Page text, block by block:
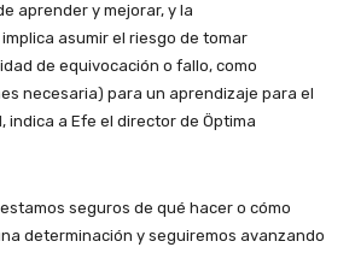
aprender y mejorar, y la
asumir el riesgo de tomar
de equivocación o fallo, como
necesaria) para un aprendizaje para el
indica a Efe el director de Öptima
seguros de qué hacer o cómo
determinación y seguiremos avanzando